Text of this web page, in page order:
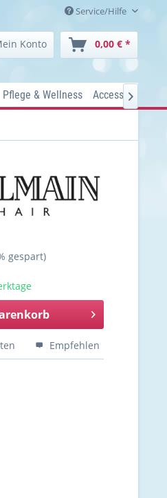
Service/Hilfe
Konto 0,00 € *
Pflege & Wellness Accessoires

gespart)
Empfehlen